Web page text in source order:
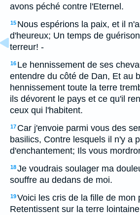
avons péché contre l'Eternel.
15 Nous espérions la paix, et il
d'heureux; Un temps de
terreur! -
16 Le hennissement de ses
entendre du côté de Dan, Et au
hennissement toute la terre
ils dévorent le pays et ce qu'il
ceux qui l'habitent.
17 Car j'envoie parmi vous des
basilics, Contre lesquels il n'y a
d'enchantement; Ils vous
18Je voudrais soulager ma
souffre au dedans de moi.
19Voici les cris de la fille de mon
Retentissent sur la terre